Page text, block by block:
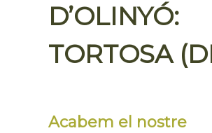
D’OLINYÓ:
TORTOSA
Acabem el nostre